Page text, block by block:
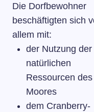
Die Dorfbewohner
beschäftigten sich
allem mit:
der Nutzung der
natürlichen
Ressourcen des
Moores
dem Cranberry-